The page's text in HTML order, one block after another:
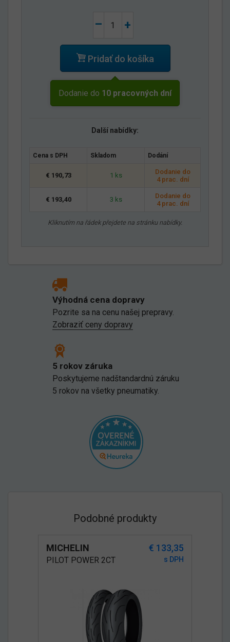
– +
Pridať do košíka
Dodanie do 10 pracovných dní
Další nabídky:
Cena s DPH Skladom Dodání
€ 190,73 1 ks
Dodanie do
4 prac. dní
€ 193,40 3 ks
Dodanie do
4 prac. dní
Kliknutím na řádek přejdete na stránku nabídky.
Výhodná cena dopravy
Pozrite sa na cenu našej prepravy.
Zobraziť ceny dopravy
5 rokov záruka
Poskytujeme nadštandardnú záruku
5 rokov na všetky pneumatiky.
Podobné produkty
MICHELIN € 133,35
PILOT POWER 2CT s DPH